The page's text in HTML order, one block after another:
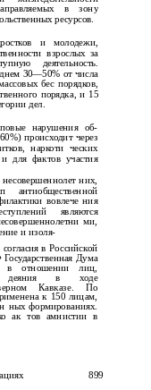
в зону
ресурсов.
и молодежи,
взрослых за
деятельность.
30—50% от числа
бес­ порядков,
порядка, и 15
дел.
нарушения об­
происходит через
наркоти­ ческих
для фактов участия
несовершеннолет­ них,
вовлече­ ния
являются
ми,
и изоля-
в Российской
Дума
в отношении лиц,
деяния в ходе
Кавказе. По
к 150 лицам,
ных формированиях.
ак­ тов амнистии в
899